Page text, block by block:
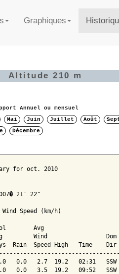
210 m
Graphiques
Annuel ou mensuel
Mai Juin Juillet Août
Décembre
for oct. 2010
21' 22"
Speed (km/h)
Avg
Wind                 Dom
Rain  Speed High   Time    Dir
0.0   2.7  19.2   02:31   SSW
0.0   3.5  19.2   09:52   SSW